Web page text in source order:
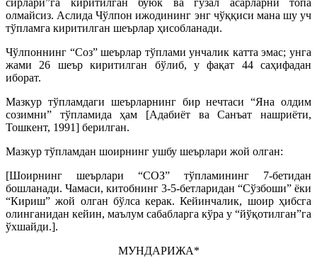
сирлари”га киритилган буюк ва гўзал асарларни топа
олмайсиз. Аслида Чўлпон ижодининг энг чўққиси мана шу уч
тўпламга киритилган шеърлар ҳисобланади.
Чўлпоннинг “Соз” шеърлар тўплами унчалик катта эмас; унга
жами 26 шеър киритилган бўлиб, у фақат 44 саҳифадан
иборат.
Мазкур тўпламдаги шеърларнинг бир нечтаси “Яна олдим
созимни” тўпламида ҳам [Адабиёт ва Санъат нашриёти,
Тошкент, 1991] берилган.
Мазкур тўпламдан шоирнинг ушбу шеърлари жой олган:
[Шоирнинг шеърлари “СОЗ” тўпламининг 7-бетидан
бошланади. Чамаси, китобнинг 3-5-бетларидан “Сўзбоши” ёки
“Кириш” жой олган бўлса керак. Кейинчалик, шоир ҳибсга
олинганидан кейин, маълум сабабларга кўра у “йўқотилган”га
ўхшайди.].
МУНДАРИЖА*